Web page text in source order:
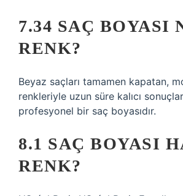
7.34 SAÇ BOYASI
RENK?
Beyaz saçları tamamen kapatan,
renkleriyle uzun süre kalıcı
profesyonel bir saç boyasıdır.
8.1 SAÇ BOYASI
RENK?